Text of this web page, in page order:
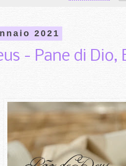
2021
- Pane di Dio,